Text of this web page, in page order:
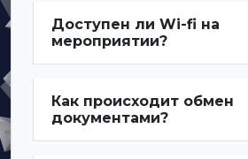
Доступен ли Wi-fi на
мероприятии?
Как происходит обмен
документами?